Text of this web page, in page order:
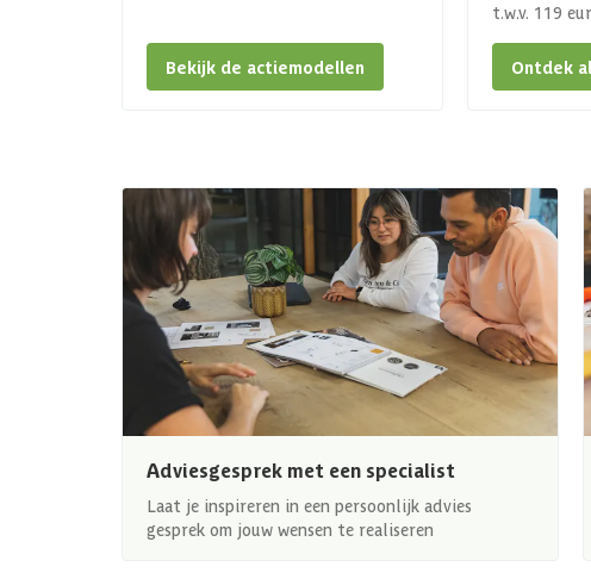
Bekijk de actiemodellen
t.w.v. 119
Ontdek
Adviesgesprek met een specialist
Laat je inspireren in een persoonlijk advies
gesprek om jouw wensen te realiseren